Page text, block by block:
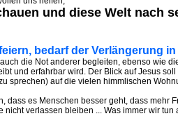
und diese Welt nach
bedarf der Verlängerung
die Not anderer begleiten, ebenso wie
und erfahrbar wird. Der Blick auf Jesus
sprechen) auf die vielen himmlischen
dass es Menschen besser geht, dass mehr
nicht verlassen bleiben ... Was immer wir tun